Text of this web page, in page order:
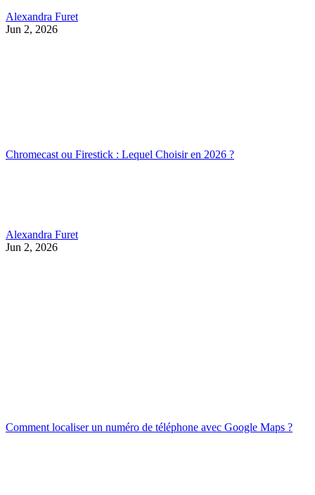
Alexandra Furet
Jun 2, 2026
Chromecast ou Firestick : Lequel Choisir en 2026 ?
Alexandra Furet
Jun 2, 2026
Comment localiser un numéro de téléphone avec Google Maps ?